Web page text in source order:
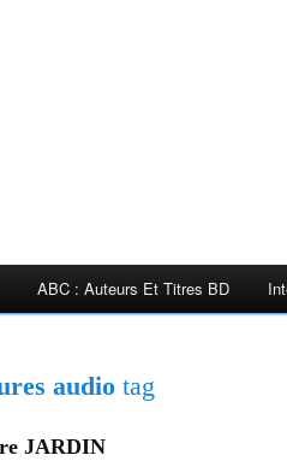
ABC : Auteurs Et Titres BD
audio tag
JARDIN